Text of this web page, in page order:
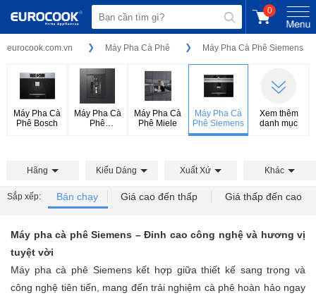
0
eurocook.com.vn Máy Pha Cà Phê Máy Pha Cà Phê Siemens
Máy Pha Cà
Phê Bosch
Máy Pha Cà
Phê
Máy Pha Cà
Phê Miele
Máy Pha Cà
Phê Siemens
Xem thêm
danh mục
Hãng Kiểu Dáng Xuất Xứ Khác
Sắp xếp: Bán chạy Giá cao đến thấp Giá thấp đến cao
Máy pha cà phê Siemens – Đỉnh cao công nghệ và hương vị
tuyệt vời
Máy pha cà phê Siemens kết hợp giữa thiết kế sang trọng và
công nghệ tiên tiến, mang đến trải nghiệm cà phê hoàn hảo ngay